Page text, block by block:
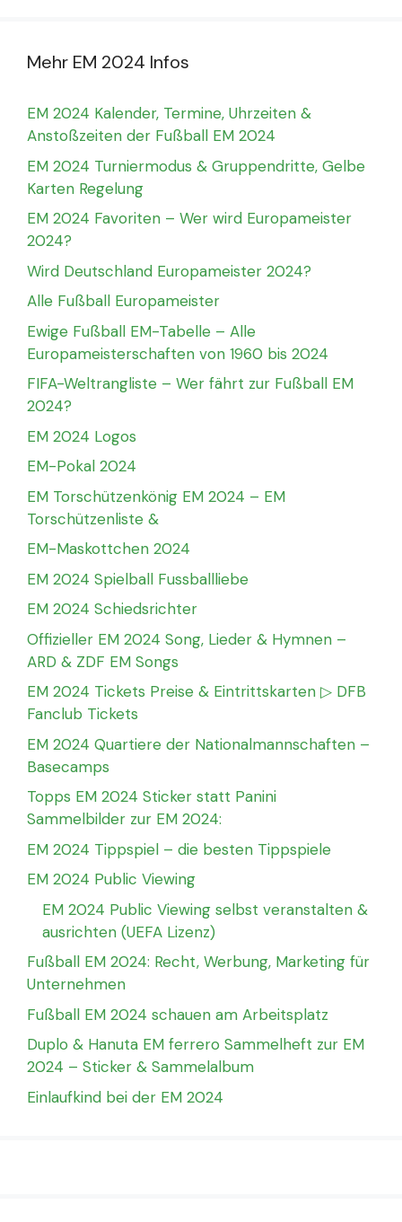
Mehr EM 2024 Infos
EM 2024 Kalender, Termine, Uhrzeiten &
Anstoßzeiten der Fußball EM 2024
EM 2024 Turniermodus & Gruppendritte, Gelbe
Karten Regelung
EM 2024 Favoriten – Wer wird Europameister
2024?
Wird Deutschland Europameister 2024?
Alle Fußball Europameister
Ewige Fußball EM-Tabelle – Alle
Europameisterschaften von 1960 bis 2024
FIFA-Weltrangliste – Wer fährt zur Fußball EM
2024?
EM 2024 Logos
EM-Pokal 2024
EM Torschützenkönig EM 2024 – EM
Torschützenliste &
EM-Maskottchen 2024
EM 2024 Spielball Fussballliebe
EM 2024 Schiedsrichter
Offizieller EM 2024 Song, Lieder & Hymnen –
ARD & ZDF EM Songs
EM 2024 Tickets Preise & Eintrittskarten ▷ DFB
Fanclub Tickets
EM 2024 Quartiere der Nationalmannschaften –
Basecamps
Topps EM 2024 Sticker statt Panini
Sammelbilder zur EM 2024:
EM 2024 Tippspiel – die besten Tippspiele
EM 2024 Public Viewing
EM 2024 Public Viewing selbst veranstalten &
ausrichten (UEFA Lizenz)
Fußball EM 2024: Recht, Werbung, Marketing für
Unternehmen
Fußball EM 2024 schauen am Arbeitsplatz
Duplo & Hanuta EM ferrero Sammelheft zur EM
2024 – Sticker & Sammelalbum
Einlaufkind bei der EM 2024